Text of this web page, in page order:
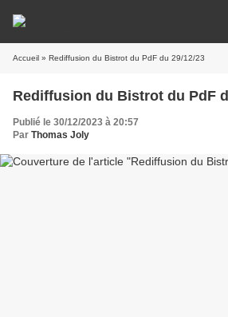
Accueil » Rediffusion du Bistrot du PdF du 29/12/23
Rediffusion du Bistrot du PdF
Publié le 30/12/2023 à 20:57
Par Thomas Joly